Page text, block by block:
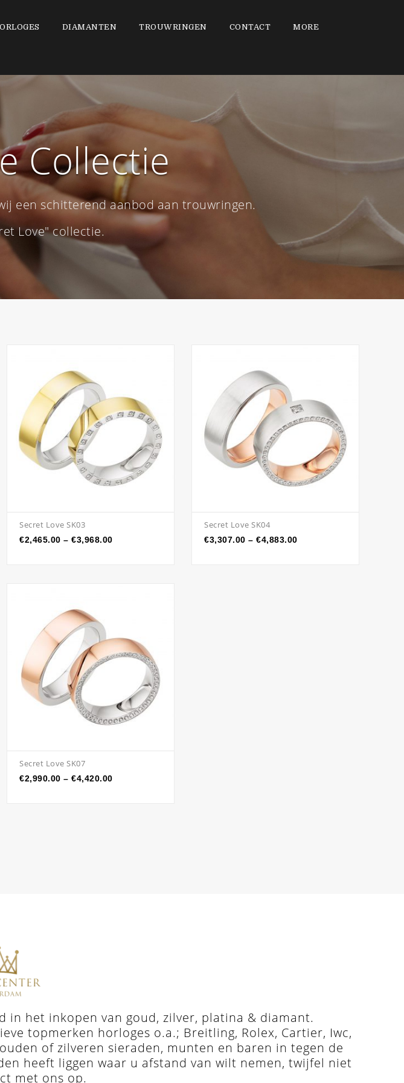
DIAMANTEN TROUWRINGEN CONTACT MORE
Collectie
een schitterend aanbod aan trouwringen.
Love" collectie.
Secret Love SK03
€2,465.00 – €3,968.00
Secret Love SK04
€3,307.00 – €4,883.00
Secret Love SK07
€2,990.00 – €4,420.00
in het inkopen van goud, zilver, platina & diamant.
topmerken horloges o.a.; Breitling, Rolex, Cartier, Iwc,
of zilveren sieraden, munten en baren in tegen de
heeft liggen waar u afstand van wilt nemen, twijfel niet
met ons op.